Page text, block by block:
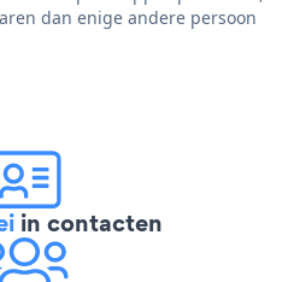
dan enige andere persoon
in contacten